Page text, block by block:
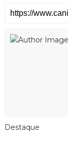
Destaque